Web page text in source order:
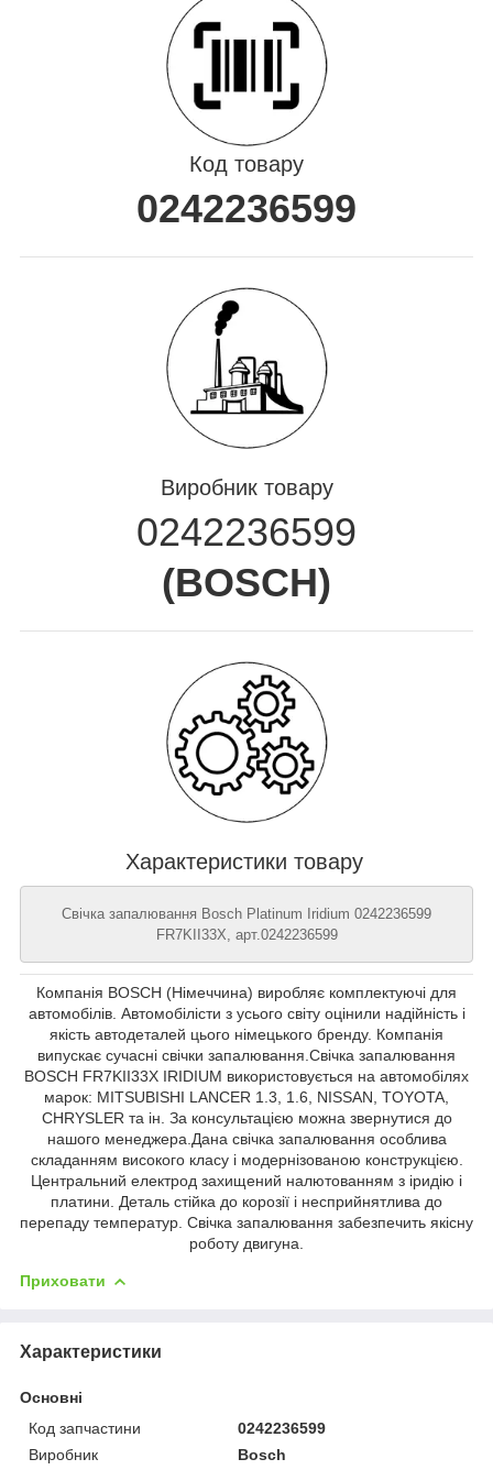
Код товару
0242236599
Виробник товару
0242236599
(BOSCH)
Характеристики товару
Свічка запалювання Bosch Platinum Iridium 0242236599
FR7KII33X, арт.0242236599
Компанія BOSCH (Німеччина) виробляє комплектуючі для
автомобілів. Автомобілісти з усього світу оцінили надійність і
якість автодеталей цього німецького бренду. Компанія
випускає сучасні свічки запалювання.Свічка запалювання
BOSCH FR7KII33X IRIDIUM використовується на автомобілях
марок: MITSUBISHI LANCER 1.3, 1.6, NISSAN, TOYOTA,
CHRYSLER та ін. За консультацією можна звернутися до
нашого менеджера.Дана свічка запалювання особлива
складанням високого класу і модернізованою конструкцією.
Центральний електрод захищений налютованням з іридію і
платини. Деталь стійка до корозії і несприйнятлива до
перепаду температур. Свічка запалювання забезпечить якісну
роботу двигуна.
Приховати
Характеристики
Основні
Код запчастини
0242236599
Виробник
Bosch